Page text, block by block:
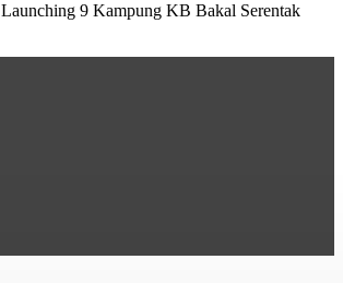
Launching 9 Kampung KB Bakal Serentak